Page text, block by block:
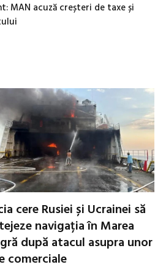
MAN acuză creșteri de taxe și
cere Rusiei și Ucrainei să
navigația în Marea
după atacul asupra unor
comerciale